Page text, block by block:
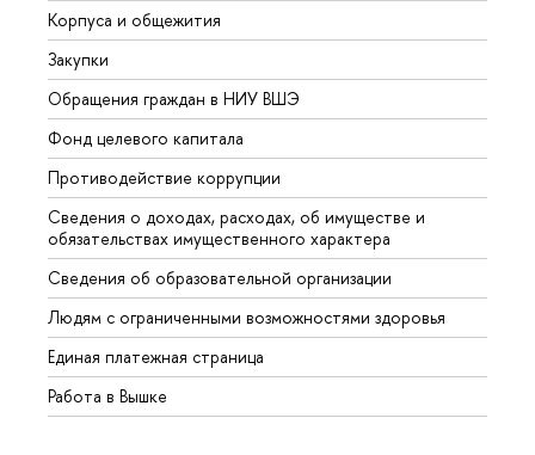
Корпуса и общежития
Закупки
Обращения граждан в НИУ ВШЭ
Фонд целевого капитала
Противодействие коррупции
Сведения о доходах, расходах, об имуществе и
обязательствах имущественного характера
Сведения об образовательной организации
Людям с ограниченными возможностями здоровья
Единая платежная страница
Работа в Вышке